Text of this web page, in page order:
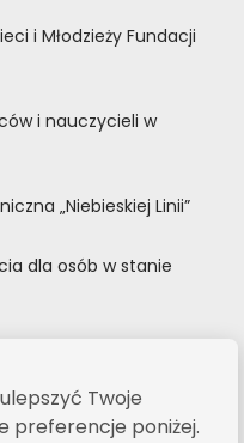
i Młodzieży Fundacji
i nauczycieli w
„Niebieskiej Linii”
dla osób w stanie
infolinia dla dzieci
Twoje
preferencje poniżej.